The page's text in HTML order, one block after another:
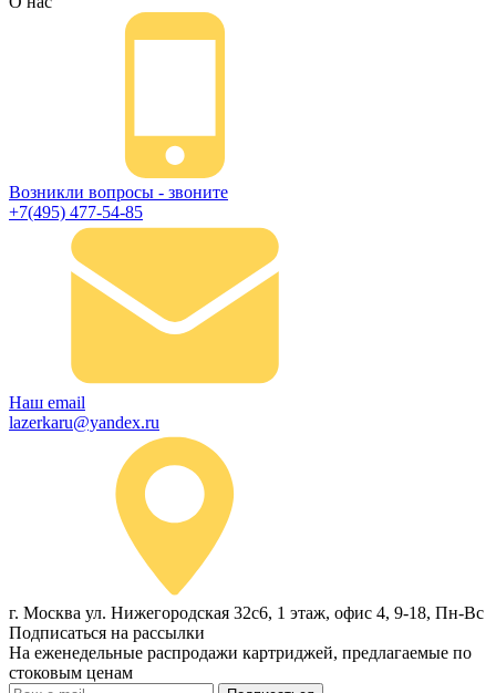
Возникли вопросы - звоните
+7(495) 477-54-85
Наш email
lazerkaru@yandex.ru
г. Москва ул. Нижегородская 32с6, 1 этаж, офис 4, 9-18, Пн-Вс
Подписаться на рассылки
На еженедельные распродажи картриджей, предлагаемые по
стоковым ценам